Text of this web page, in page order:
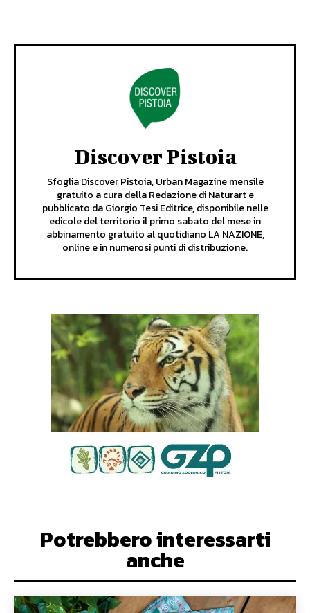
Discover Pistoia
Sfoglia Discover Pistoia, Urban Magazine mensile
gratuito a cura della Redazione di Naturart e
pubblicato da Giorgio Tesi Editrice, disponibile nelle
edicole del territorio il primo sabato del mese in
abbinamento gratuito al quotidiano LA NAZIONE,
online e in numerosi punti di distribuzione.
Potrebbero interessarti
anche